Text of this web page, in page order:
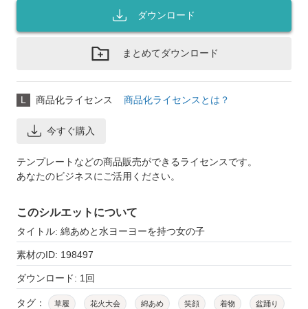
ダウンロード
まとめてダウンロード
L 商品化ライセンス 商品化ライセンスとは？
今すぐ購入
テンプレートなどの商品販売ができるライセンスです。
あなたのビジネスにご活用ください。
このシルエットについて
タイトル: 綿あめと水ヨーヨーを持つ女の子
素材のID: 198497
ダウンロード: 1回
タグ： 草履 花火大会 綿あめ 笑顔 着物 盆踊り